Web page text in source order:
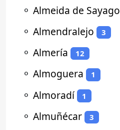
⚬ Almeida de Sayago
⚬ Almendralejo 3
⚬ Almería 12
⚬ Almoguera 1
⚬ Almoradí 1
⚬ Almuñécar 3